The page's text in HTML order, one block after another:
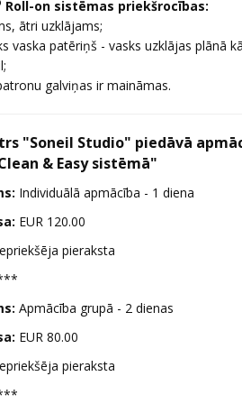
Roll-on sistēmas priekšrocības:
ātri uzklājams;
vaska patēriņš - vasks uzklājas plānā
galviņas ir maināmas.
"Soneil Studio" piedāvā
& Easy sistēmā"
Individuālā apmācība - 1 diena
EUR 120.00
pieraksta
Apmācība grupā - 2 dienas
EUR 80.00
pieraksta